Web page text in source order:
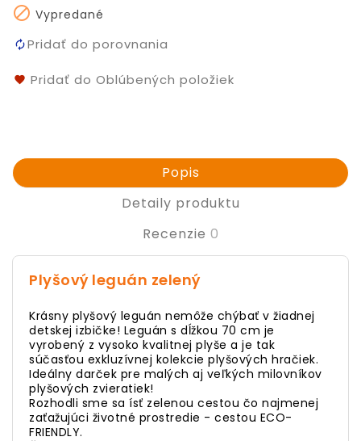
 Vypredané
Pridať do porovnania
Pridať do Oblúbených položiek
Popis
Detaily produktu
Recenzie 0
Plyšový leguán zelený
Krásny plyšový leguán nemôže chýbať v žiadnej
detskej izbičke! Leguán s dĺžkou 70 cm je
vyrobený z vysoko kvalitnej plyše a je tak
súčasťou exkluzívnej kolekcie plyšových hračiek.
Ideálny darček pre malých aj veľkých milovníkov
plyšových zvieratiek!
Rozhodli sme sa ísť zelenou cestou čo najmenej
zaťažujúci životné prostredie - cestou ECO-
FRIENDLY.